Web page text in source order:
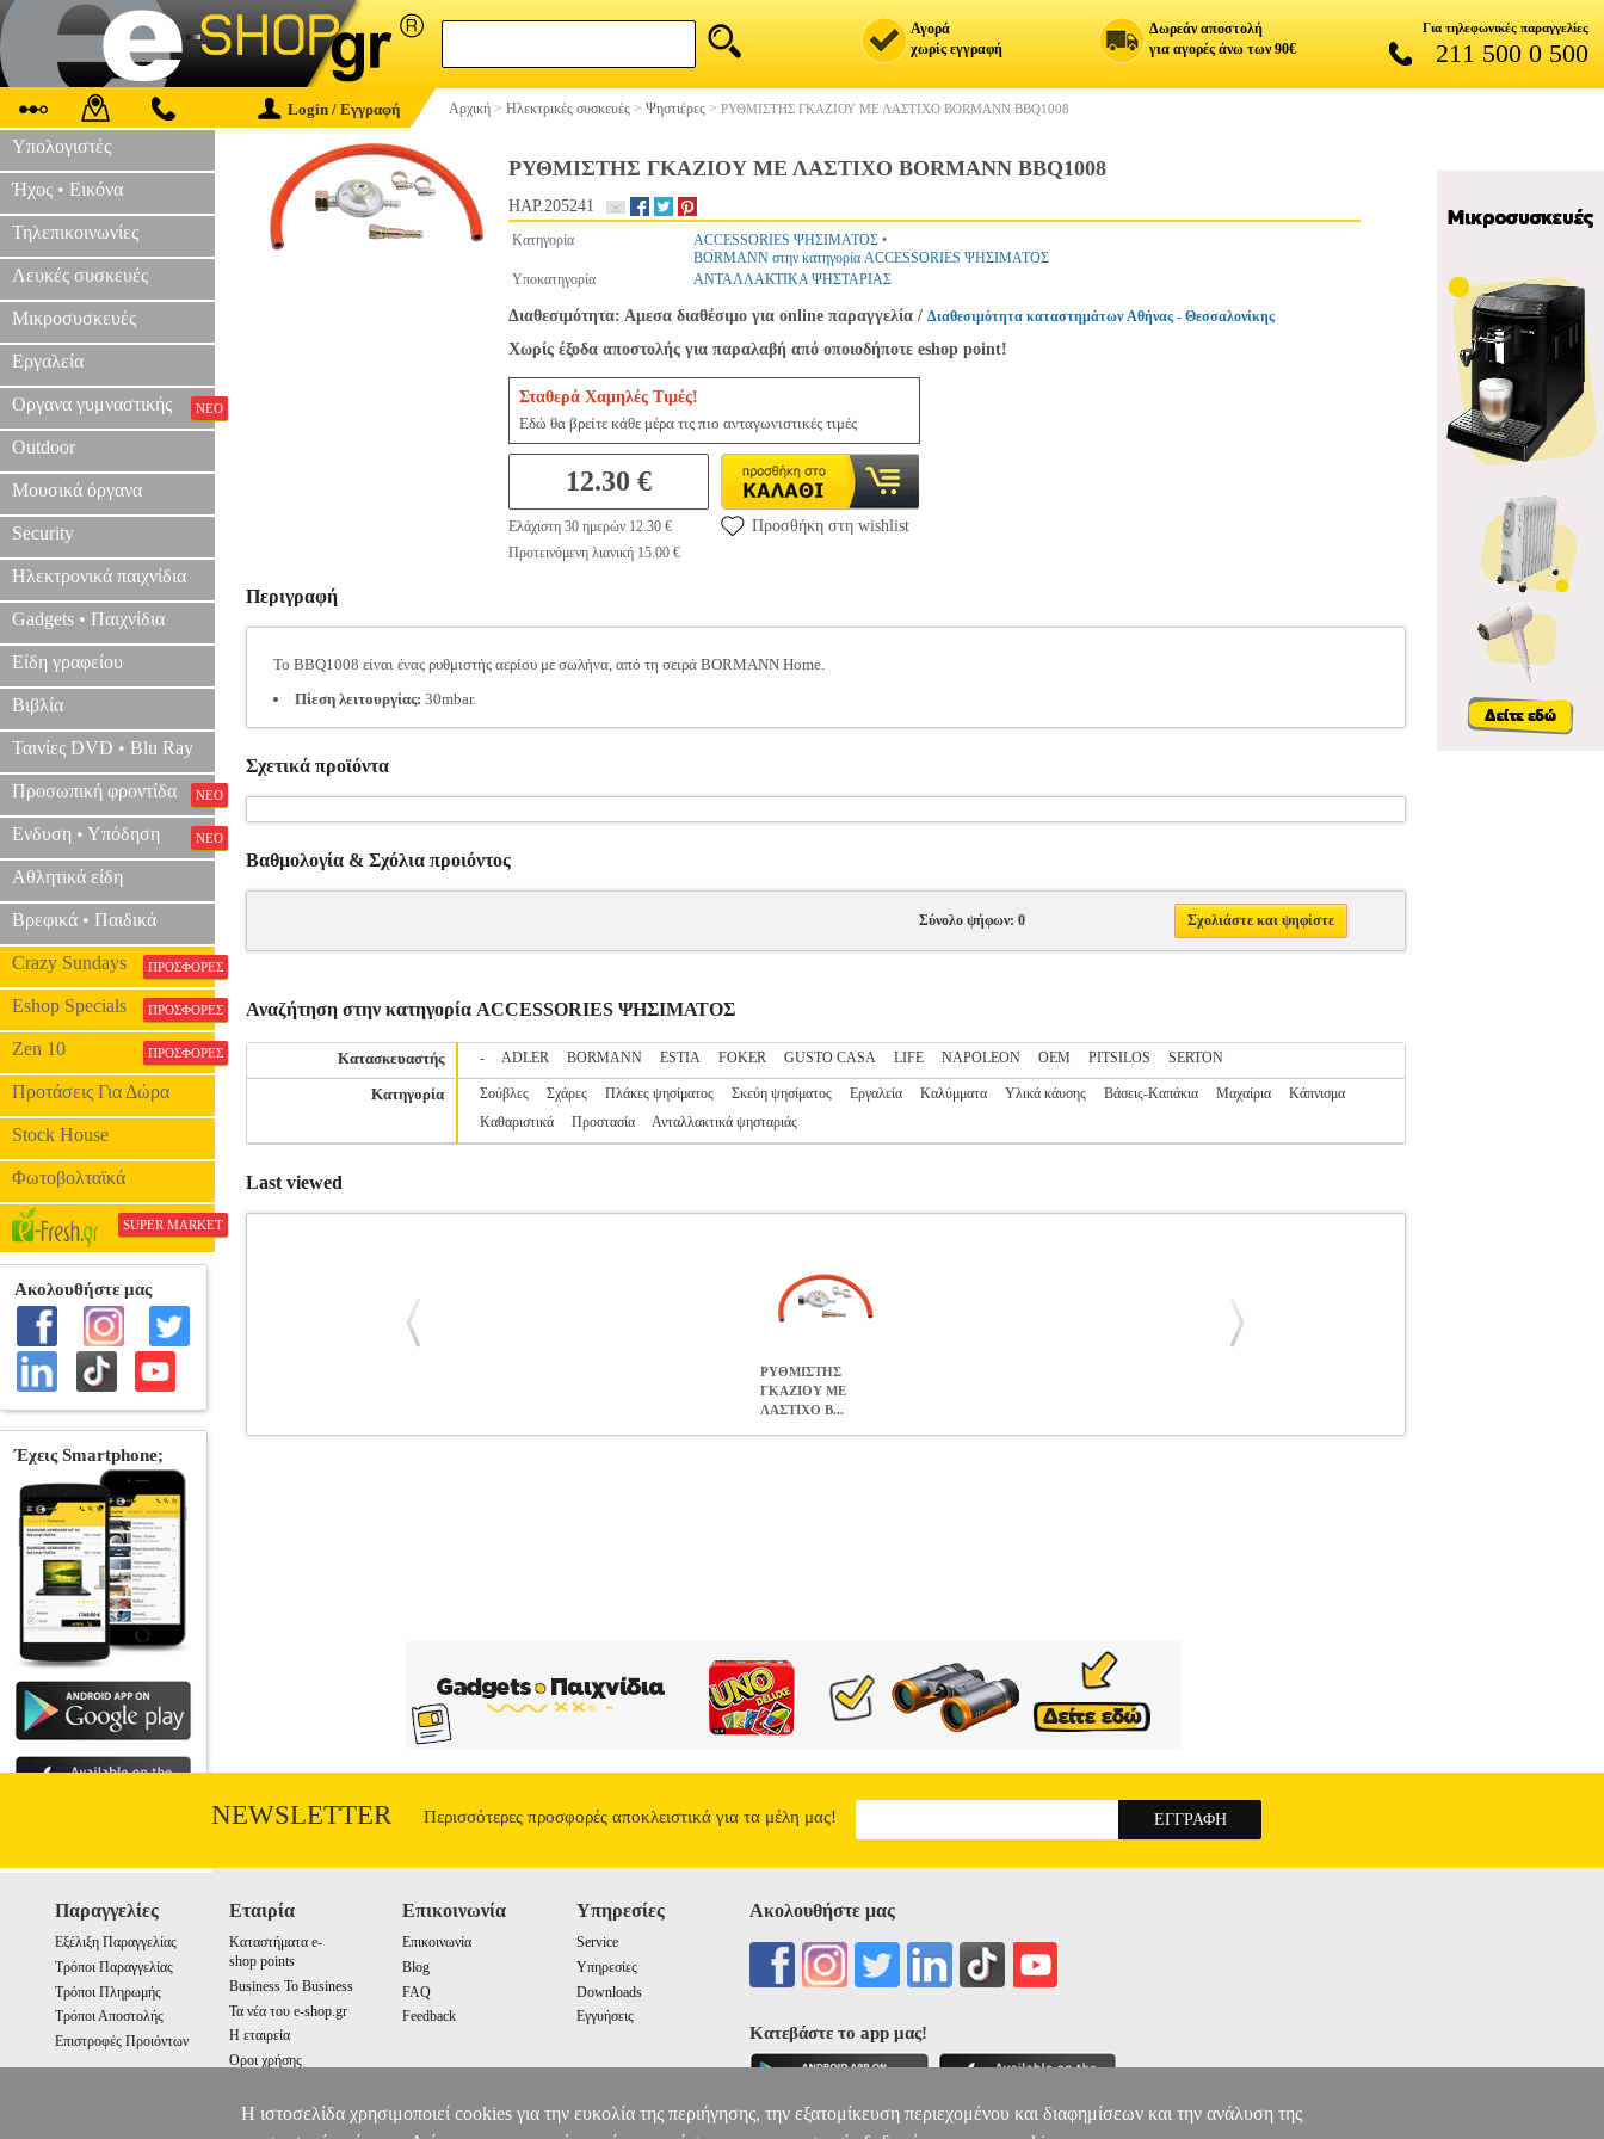
Αγορά
χωρίς εγγραφή
Δωρεάν αποστολή
για αγορές άνω των 90€
Για τηλεφωνικές παραγγελίες
211 500 0 500
Login / Εγγραφή Αρχική > Ηλεκτρικές συσκευές > Ψηστιέρες > ΡΥΘΜΙΣΤΗΣ ΓΚΑΖΙΟΥ ΜΕ ΛΑΣΤΙΧΟ BORMANN BBQ1008
Υπολογιστές
Ήχος • Εικόνα
Τηλεπικοινωνίες
Λευκές συσκευές
Μικροσυσκευές
Εργαλεία
Οργανα γυμναστικής ΝΕΟ
Outdoor
Μουσικά όργανα
Security
Ηλεκτρονικά παιχνίδια
Gadgets • Παιχνίδια
Είδη γραφείου
Βιβλία
Ταινίες DVD • Blu Ray
Προσωπική φροντίδα ΝΕΟ
Ενδυση • Υπόδηση ΝΕΟ
Αθλητικά είδη
Βρεφικά • Παιδικά
Crazy Sundays ΠΡΟΣΦΟΡΕΣ
Eshop Specials ΠΡΟΣΦΟΡΕΣ
Zen 10 ΠΡΟΣΦΟΡΕΣ
Προτάσεις Για Δώρα
Stock House
Φωτοβολταϊκά
SUPER MARKET
ΡΥΘΜΙΣΤΗΣ ΓΚΑΖΙΟΥ ΜΕ ΛΑΣΤΙΧΟ BORMANN BBQ1008
HAP.205241
Κατηγορία ACCESSORIES ΨΗΣΙΜΑΤΟΣ •
BORMANN στην κατηγορία ACCESSORIES ΨΗΣΙΜΑΤΟΣ
Υποκατηγορία
ΑΝΤΑΛΛΑΚΤΙΚΑ ΨΗΣΤΑΡΙΑΣ
Διαθεσιμότητα: Αμεσα διαθέσιμο για online παραγγελία / Διαθεσιμότητα καταστημάτων Αθήνας - Θεσσαλονίκης
Χωρίς έξοδα αποστολής για παραλαβή από οποιοδήποτε eshop point!
Σταθερά Χαμηλές Τιμές!
Εδώ θα βρείτε κάθε μέρα τις πιο ανταγωνιστικές τιμές
12.30 €
Ελάχιστη 30 ημερών 12.30 €
Προτεινόμενη λιανική 15.00 €
Προσθήκη στη wishlist
Περιγραφή
Το BBQ1008 είναι ένας ρυθμιστής αερίου με σωλήνα, από τη σειρά BORMANN Home.
Πίεση λειτουργίας: 30mbar.
Σχετικά προϊόντα
Βαθμολογία & Σχόλια προιόντος
Σύνολο ψήφων: 0 Σχολιάστε και ψηφίστε
Αναζήτηση στην κατηγορία ACCESSORIES ΨΗΣΙΜΑΤΟΣ
Κατασκευαστής - ADLER BORMANN ESTIA FOKER GUSTO CASA LIFE NAPOLEON OEM PITSILOS SERTON
Κατηγορία Σούβλες Σχάρες Πλάκες ψησίματος Σκεύη ψησίματος Εργαλεία Καλύμματα Υλικά κάυσης Βάσεις-Καπάκια Μαχαίρια
Κάπνισμα
Καθαριστικά
Προστασία Ανταλλακτικά ψησταριάς
Last viewed
ΡΥΘΜΙΣΤΗΣ
ΓΚΑΖΙΟΥ ΜΕ
ΛΑΣΤΙΧΟ B...
NEWSLETTER Περισσότερες προσφορές αποκλειστικά για τα μέλη μας!
Παραγγελίες
Εξέλιξη Παραγγελίας
Τρόποι Παραγγελίας
Τρόποι Πληρωμής
Τρόποι Αποστολής
Επιστροφές Προιόντων
Εταιρία
Καταστήματα e-
shop points
Business To Business
Τα νέα του e-shop.gr
Η εταιρεία
Οροι χρήσης
Επικοινωνία
Επικοινωνία
Blog
FAQ
Feedback
Υπηρεσίες
Service
Υπηρεσίες
Downloads
Εγγυήσεις
Ακολουθήστε μας
Κατεβάστε το app μας!
Η ιστοσελίδα χρησιμοποιεί cookies για την ευκολία της περιήγησης, την εξατομίκευση περιεχομένου και διαφημίσεων και την ανάλυση της